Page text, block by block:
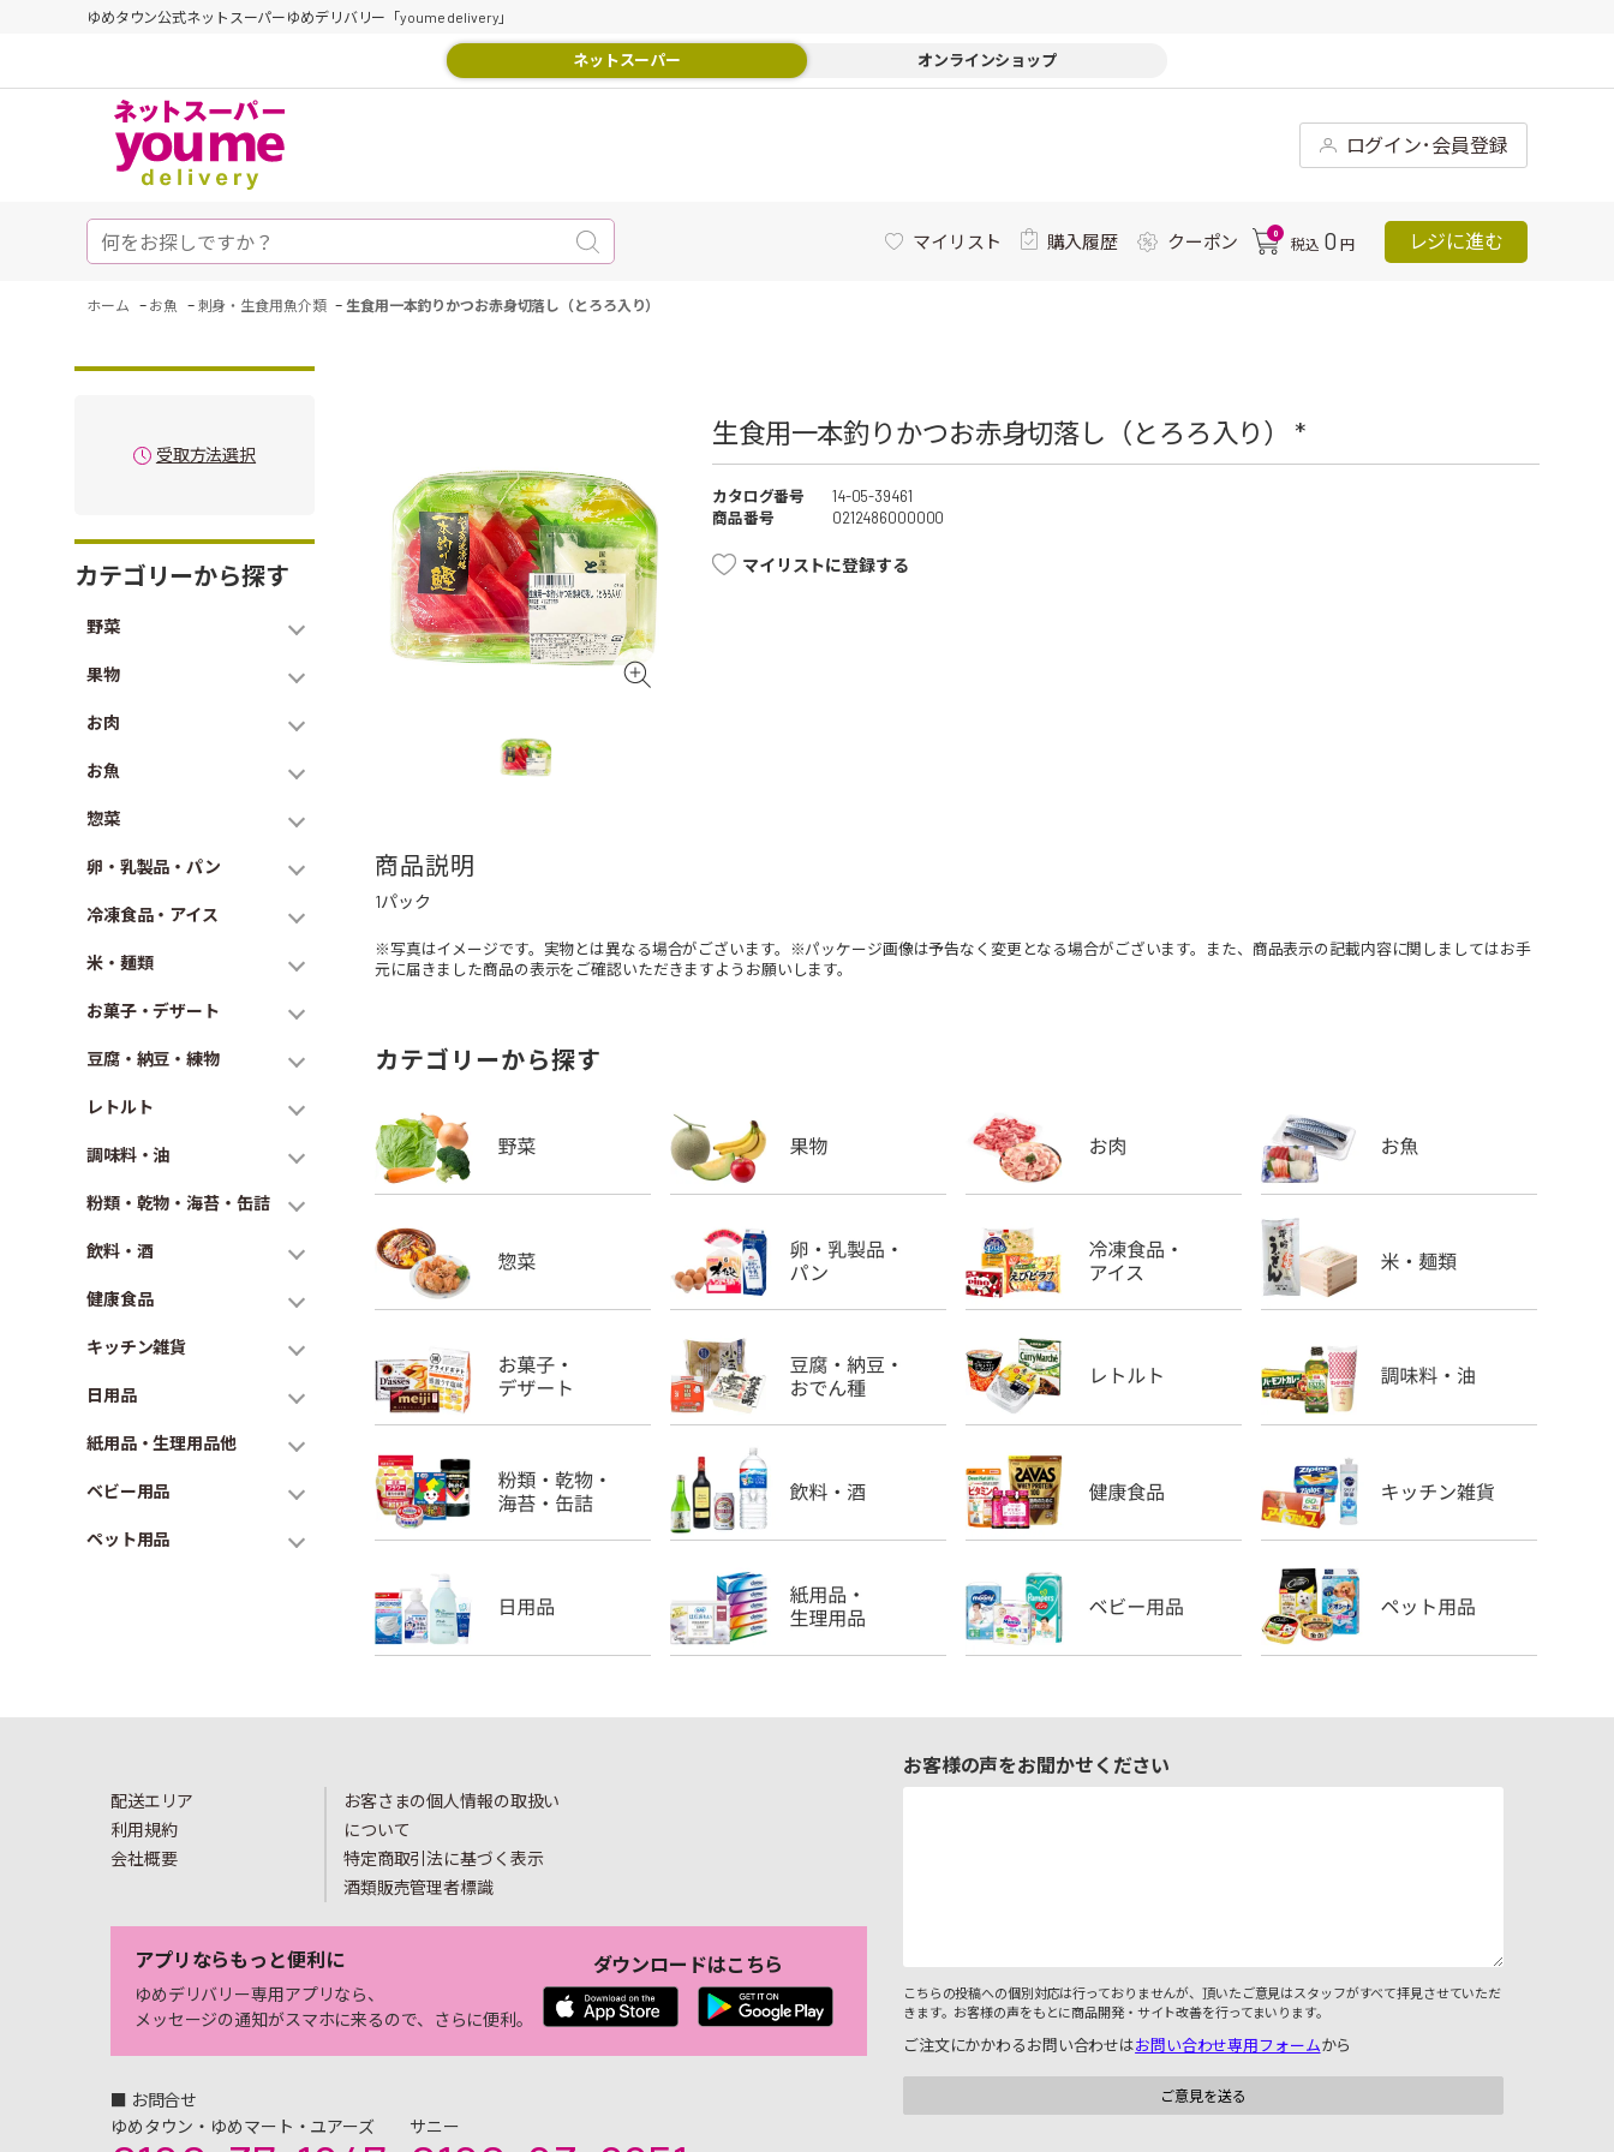
ゆめタウン公式ネットスーパーゆめデリバリー「youme delivery」
ネットスーパー オンラインショップ
ログイン･会員登録
マイリスト 購入履歴 クーポン 0
税込 0 円 レジに進む
ホーム - お魚 - 刺身・生食用魚介類 - 生食用一本釣りかつお赤身切落し（とろろ入り）
受取方法選択
カテゴリーから探す
野菜
果物
お肉
お魚
惣菜
卵・乳製品・パン
冷凍食品・アイス
米・麺類
お菓子・デザート
豆腐・納豆・練物
レトルト
調味料・油
粉類・乾物・海苔・缶詰
飲料・酒
健康食品
キッチン雑貨
日用品
紙用品・生理用品他
ベビー用品
ペット用品
生食用一本釣りかつお赤身切落し（とろろ入り） *
カタログ番号
14-05-39461
商品番号
0212486000000
マイリストに登録する
商品説明
1パック
※写真はイメージです。実物とは異なる場合がございます。※パッケージ画像は予告なく変更となる場合がございます。また、商品表示の記載内容に関しましてはお手
元に届きました商品の表示をご確認いただきますようお願いします。
カテゴリーから探す
配送エリア
利用規約
会社概要
お客さまの個人情報の取扱い
について
特定商取引法に基づく表示
酒類販売管理者標識
アプリならもっと便利に
ゆめデリバリー専用アプリなら、
メッセージの通知がスマホに来るので、さらに便利。
ダウンロードはこちら
■ お問合せ
ゆめタウン・ゆめマート・ユアーズ
サニー
お客様の声をお聞かせください
こちらの投稿への個別対応は行っておりませんが、頂いたご意見はスタッフがすべて拝見させていただ
きます。お客様の声をもとに商品開発・サイト改善を行ってまいります。
ご注文にかかわるお問い合わせはお問い合わせ専用フォームから